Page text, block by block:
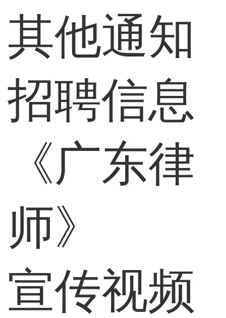
其他通知
招聘信息
《广东律
师》
宣传视频